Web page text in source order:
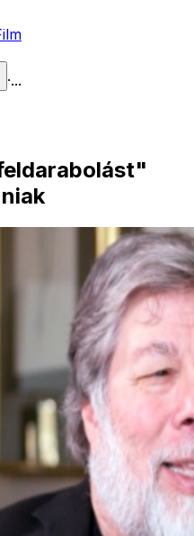
·...